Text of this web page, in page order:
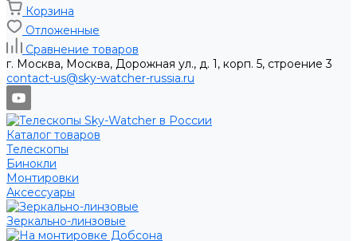
Корзина
Отложенные
Сравнение товаров
г. Москва, Москва, Дорожная ул., д. 1, корп. 5, строение 3
contact-us@sky-watcher-russia.ru
Каталог товаров
Телескопы
Бинокли
Монтировки
Аксессуары
Зеркально-линзовые